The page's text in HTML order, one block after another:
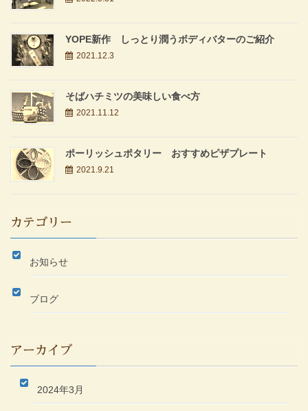
YOPE新作 しっとり潤うボディバターのご紹介
2021.12.3
そばハチミツの美味しい食べ方
2021.11.12
ポーリッシュポタリー おすすめピザプレート
2021.9.21
カテゴリー
お知らせ
ブログ
アーカイブ
2024年3月